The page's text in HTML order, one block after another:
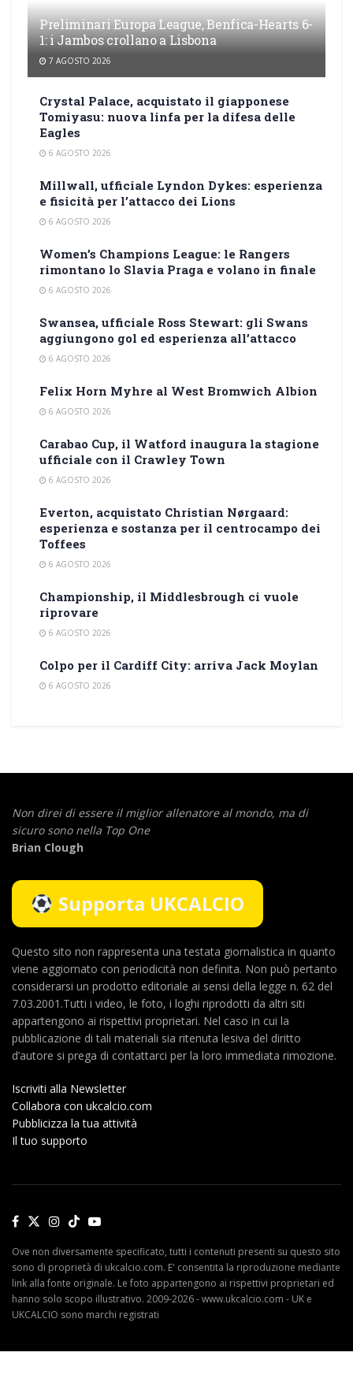
Preliminari Europa League, Benfica-Hearts 6-
1: i Jambos crollano a Lisbona
7 AGOSTO 2026
Crystal Palace, acquistato il giapponese
Tomiyasu: nuova linfa per la difesa delle
Eagles
6 AGOSTO 2026
Millwall, ufficiale Lyndon Dykes: esperienza
e fisicità per l’attacco dei Lions
6 AGOSTO 2026
Women’s Champions League: le Rangers
rimontano lo Slavia Praga e volano in finale
6 AGOSTO 2026
Swansea, ufficiale Ross Stewart: gli Swans
aggiungono gol ed esperienza all’attacco
6 AGOSTO 2026
Felix Horn Myhre al West Bromwich Albion
6 AGOSTO 2026
Carabao Cup, il Watford inaugura la stagione
ufficiale con il Crawley Town
6 AGOSTO 2026
Everton, acquistato Christian Nørgaard:
esperienza e sostanza per il centrocampo dei
Toffees
6 AGOSTO 2026
Championship, il Middlesbrough ci vuole
riprovare
6 AGOSTO 2026
Colpo per il Cardiff City: arriva Jack Moylan
6 AGOSTO 2026
Non direi di essere il miglior allenatore al mondo, ma di
sicuro sono nella Top One
Brian Clough
Supporta UKCALCIO
Questo sito non rappresenta una testata giornalistica in quanto
viene aggiornato con periodicità non definita. Non può pertanto
considerarsi un prodotto editoriale ai sensi della legge n. 62 del
7.03.2001.Tutti i video, le foto, i loghi riprodotti da altri siti
appartengono ai rispettivi proprietari. Nel caso in cui la
pubblicazione di tali materiali sia ritenuta lesiva del diritto
d’autore si prega di contattarci per la loro immediata rimozione.
Iscriviti alla Newsletter
Collabora con ukcalcio.com
Pubblicizza la tua attività
Il tuo supporto
Ove non diversamente specificato, tutti i contenuti presenti su questo sito
sono di proprietà di ukcalcio.com. E' consentita la riproduzione mediante
link alla fonte originale. Le foto appartengono ai rispettivi proprietari ed
hanno solo scopo illustrativo. 2009-2026 - www.ukcalcio.com - UK e
UKCALCIO sono marchi registrati